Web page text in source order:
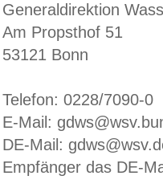
Generaldirektion
Am Propsthof 51
53121 Bonn
Telefon: 0228/7090-0
E-Mail:
DE-Mail:
Empfänger das DE-